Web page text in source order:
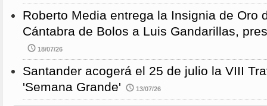
Roberto Media entrega la Insignia de Oro
Cántabra de Bolos a Luis Gandarillas,
18/07/26
Santander acogerá el 25 de julio la VIII
'Semana Grande'
13/07/26